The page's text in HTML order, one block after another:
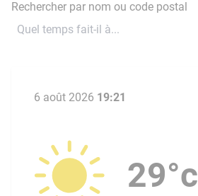
Rechercher par nom ou code postal
6 août 2026 19:21
29°c